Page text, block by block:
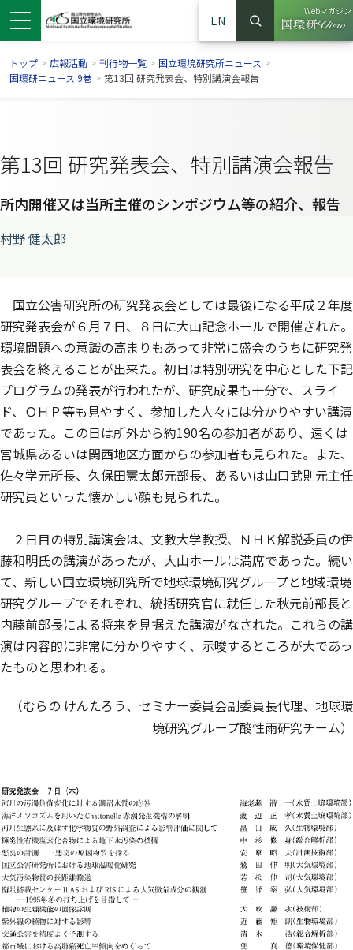
EN
サイト内検索
検索
Webマガジン
（別ウイ
トップ > 広報活動 > 刊行物一覧 > 国立環境研究所ニュース >
国環研ニュース 9巻 > 第13回 研究発表会、特別講演会報告
第13回 研究発表会、特別講演会報告
所内開催又は当所主催のシンポジウム等の紹介、報告
村野 健太郎
国立公害研究所の研究発表会としては最後になる平成２年度
研究発表会が６月７日、８日に大山記念ホールで開催された。
環境問題への意識の高まりもあって非常に盛会のうちに研究発
表会を終えることが出来た。初日は特別研究を中心とした下記
プログラムの発表が行われたが、研究成果も十分で、スライ
ド、ＯＨＰ等も見やすく、参加した人々には分かりやすい講演
であった。この日は所外から約190名の参加者があり、遠くは
宮城県あるいは関西地区方面からの参加者も見られた。また、
佐々学元所長、久保田憲太郎元部長、あるいは山口武則元主任
研究員といった懐かしい顔も見られた。
２日目の特別講演会は、文教大学教授、ＮＨＫ解説委員の伊
藤和明氏の講演があったが、大山ホールは満席であった。続い
て、新しい国立環境研究所で地球環境研究グループと地域環境
研究グループでそれぞれ、統括研究官に就任した秋元前部長と
内藤前部長による将来を見据えた講演がなされた。これらの講
演は内容的に非常に分かりやすく、示唆するところが大であっ
たものと思われる。
（むらの けんたろう、セミナー委員会副委員長代理、地球環
境研究グループ酸性雨研究チーム）